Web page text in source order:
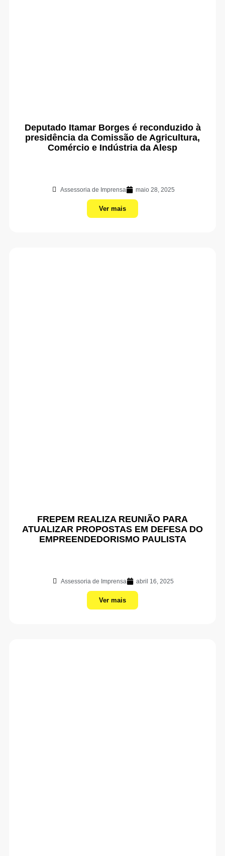
Deputado Itamar Borges é reconduzido à
presidência da Comissão de Agricultura,
Comércio e Indústria da Alesp
Assessoria de Imprensa maio 28, 2025
Ver mais
FREPEM REALIZA REUNIÃO PARA
ATUALIZAR PROPOSTAS EM DEFESA DO
EMPREENDEDORISMO PAULISTA
Assessoria de Imprensa abril 16, 2025
Ver mais